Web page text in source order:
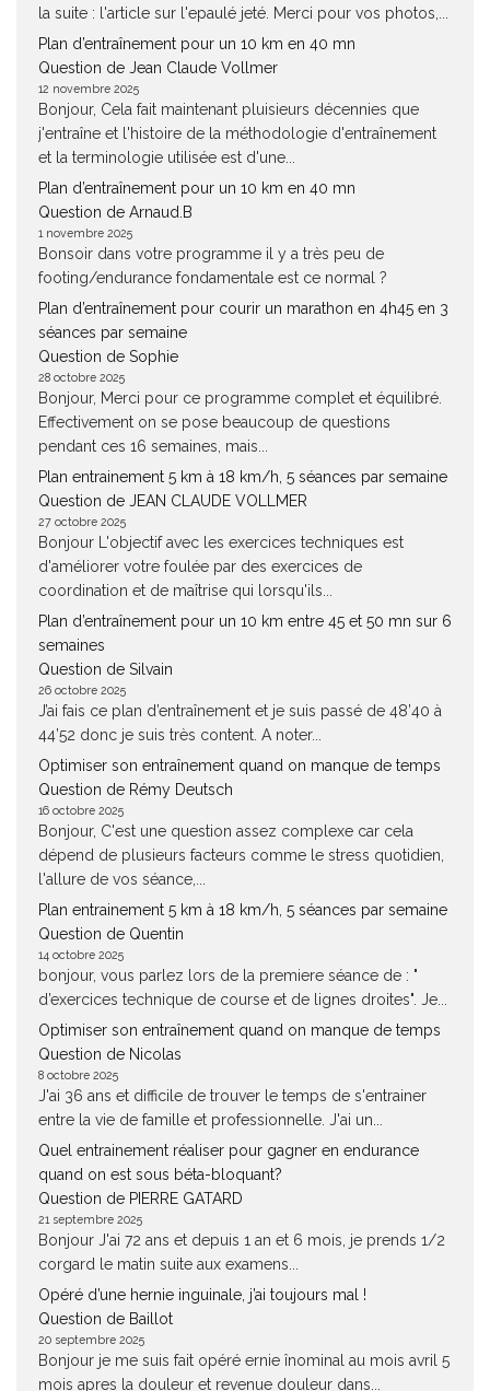
la suite : l'article sur l'epaulé jeté. Merci pour vos photos,...
Plan d’entraînement pour un 10 km en 40 mn
Question de Jean Claude Vollmer
12 novembre 2025
Bonjour, Cela fait maintenant pluisieurs décennies que
j'entraîne et l'histoire de la méthodologie d'entraînement
et la terminologie utilisée est d'une...
Plan d’entraînement pour un 10 km en 40 mn
Question de Arnaud.B
1 novembre 2025
Bonsoir dans votre programme il y a très peu de
footing/endurance fondamentale est ce normal ?
Plan d’entraînement pour courir un marathon en 4h45 en 3
séances par semaine
Question de Sophie
28 octobre 2025
Bonjour, Merci pour ce programme complet et équilibré.
Effectivement on se pose beaucoup de questions
pendant ces 16 semaines, mais...
Plan entrainement 5 km à 18 km/h, 5 séances par semaine
Question de JEAN CLAUDE VOLLMER
27 octobre 2025
Bonjour L'objectif avec les exercices techniques est
d'améliorer votre foulée par des exercices de
coordination et de maîtrise qui lorsqu'ils...
Plan d’entraînement pour un 10 km entre 45 et 50 mn sur 6
semaines
Question de Silvain
26 octobre 2025
J’ai fais ce plan d’entraînement et je suis passé de 48’40 à
44’52 donc je suis très content. A noter...
Optimiser son entraînement quand on manque de temps
Question de Rémy Deutsch
16 octobre 2025
Bonjour, C'est une question assez complexe car cela
dépend de plusieurs facteurs comme le stress quotidien,
l'allure de vos séance,...
Plan entrainement 5 km à 18 km/h, 5 séances par semaine
Question de Quentin
14 octobre 2025
bonjour, vous parlez lors de la premiere séance de : "
d’exercices technique de course et de lignes droites". Je...
Optimiser son entraînement quand on manque de temps
Question de Nicolas
8 octobre 2025
J'ai 36 ans et difficile de trouver le temps de s'entrainer
entre la vie de famille et professionnelle. J'ai un...
Quel entrainement réaliser pour gagner en endurance
quand on est sous béta-bloquant?
Question de PIERRE GATARD
21 septembre 2025
Bonjour J'ai 72 ans et depuis 1 an et 6 mois, je prends 1/2
corgard le matin suite aux examens...
Opéré d’une hernie inguinale, j’ai toujours mal !
Question de Baillot
20 septembre 2025
Bonjour je me suis fait opéré ernie înominal au mois avril 5
mois apres la douleur et revenue douleur dans...